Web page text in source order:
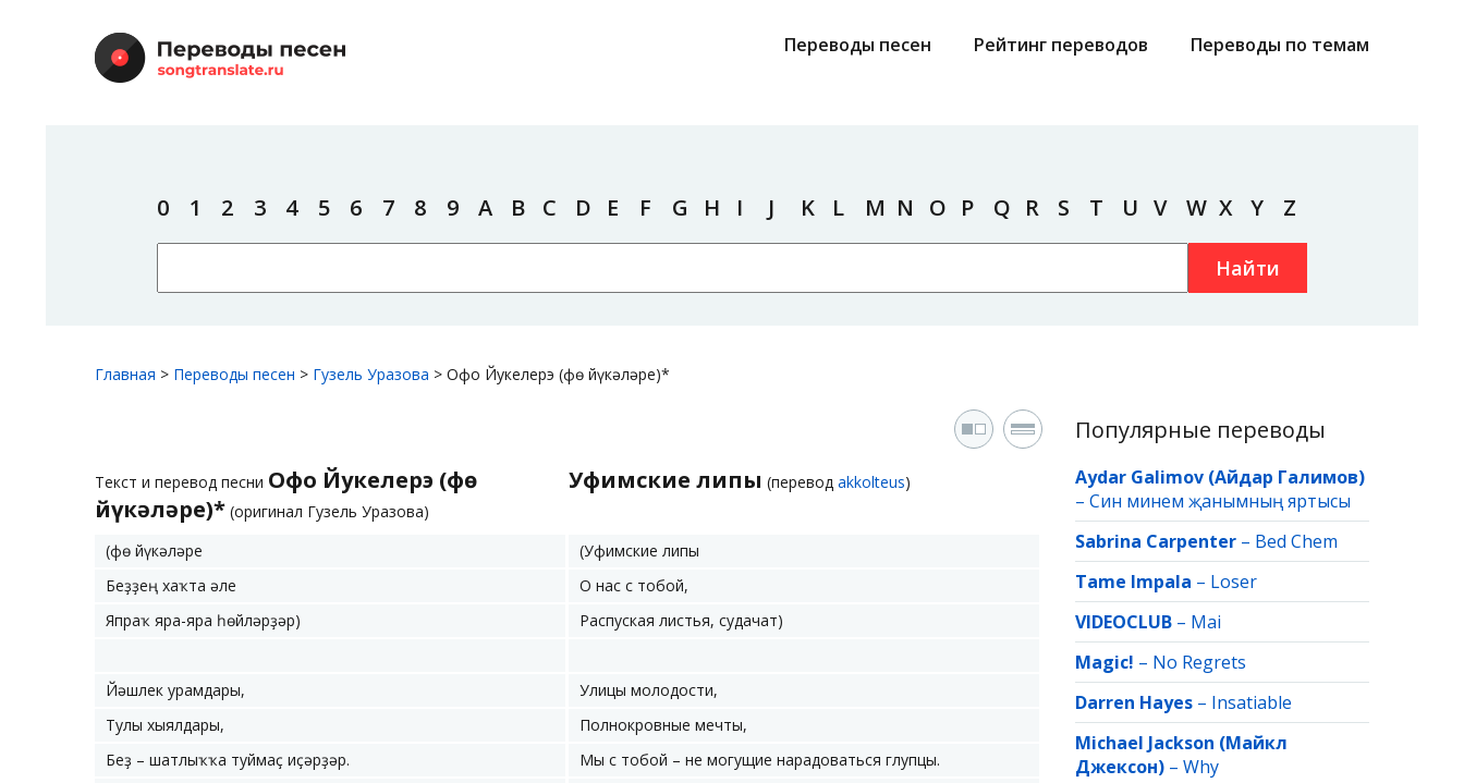
Переводы песен Рейтинг переводов Переводы по темам
0 1 2 3 4 5 6 7 8 9 A B C D E F G H I J K L M N O P Q R S T U V W X Y Z
Найти
Главная > Переводы песен > Гузель Уразова > Офо Йукелерэ (Өфө йүкәләре)*
Текст и перевод песни Офо Йукелерэ (Өфө
йүкәләре)* (оригинал Гузель Уразова)
Уфимские липы (перевод akkolteus)
(Өфө йүкәләре
(Уфимские липы
Беҙҙең хаҡта әле
О нас с тобой,
Япраҡ яра-яра һөйләрҙәр)
Распуская листья, судачат)
Йәшлек урамдары,
Улицы молодости,
Тулы хыялдары,
Полнокровные мечты,
Беҙ – шатлыҡҡа туймаҫ иҫәрҙәр.
Мы с тобой – не могущие нарадоваться глупцы.
Популярные переводы
Aydar Galimov (Айдар Галимов)
– Син минем җанымның яртысы
Sabrina Carpenter – Bed Chem
Tame Impala – Loser
VIDEOCLUB – Mai
Magic! – No Regrets
Darren Hayes – Insatiable
Michael Jackson (Майкл
Джексон) – Why